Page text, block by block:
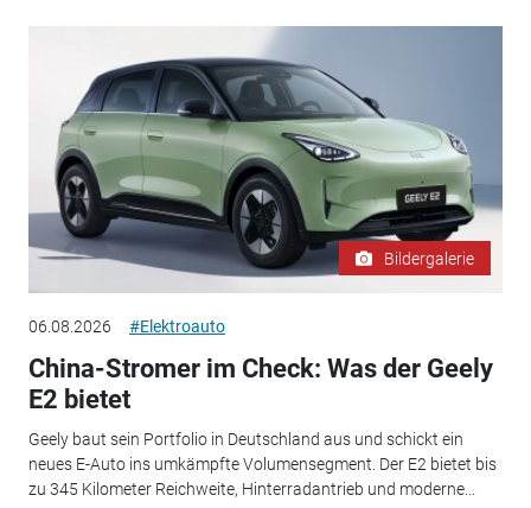
Bildergalerie
06.08.2026 #Elektroauto
China-Stromer im Check: Was der Geely
E2 bietet
Geely baut sein Portfolio in Deutschland aus und schickt ein
neues E-Auto ins umkämpfte Volumensegment. Der E2 bietet bis
zu 345 Kilometer Reichweite, Hinterradantrieb und moderne...